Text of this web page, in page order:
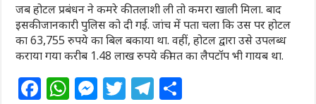
जब होटल प्रबंधन ने कमरे की तलाशी ली तो कमरा खाली मिला. बाद
इसकी जानकारी पुलिस को दी गई. जांच में पता चला कि उस पर होटल
का 63,755 रुपये का बिल बकाया था. वहीं, होटल द्वारा उसे उपलब्ध
कराया गया करीब 1.48 लाख रुपये कीमत का लैपटॉप भी गायब था.
F W M T T